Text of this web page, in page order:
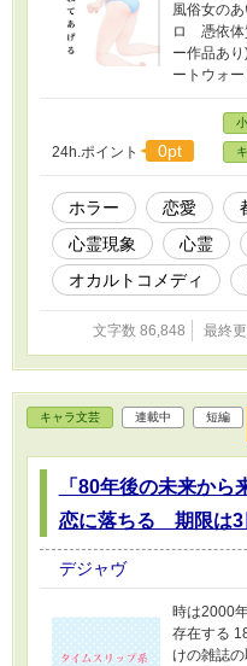
風俗女の
ロ 憑依体
ー作品あ
ートウォ
24h.ポイント 0pt
ホラー 恋愛
心霊現象
心霊
オカルトコメディ
文字数 86,848 最終
キャラ文芸 連載中 短編
「80年後の未来から
恋に落ちる 期限は
デジャヴ
時は2000
存在する
けの雑誌